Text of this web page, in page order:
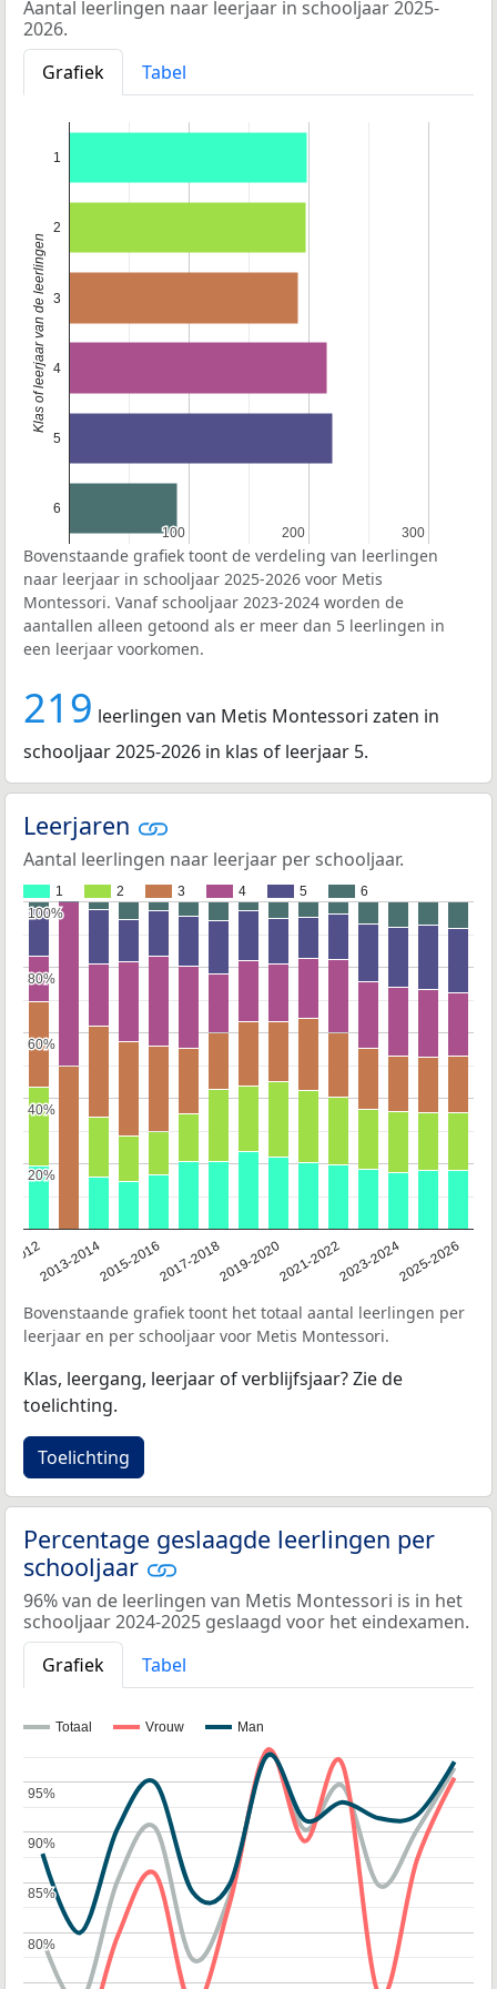
Aantal leerlingen naar leerjaar in schooljaar 2025-
2026.
Grafiek
Tabel
100
100 200
200 300
300
1
2
3
4
5
6
Klas of leerjaar van de leerlingen
Bovenstaande grafiek toont de verdeling van leerlingen
naar leerjaar in schooljaar 2025-2026 voor Metis
Montessori. Vanaf schooljaar 2023-2024 worden de
aantallen alleen getoond als er meer dan 5 leerlingen in
een leerjaar voorkomen.
219 leerlingen van Metis Montessori zaten in
schooljaar 2025-2026 in klas of leerjaar 5.
Leerjaren
Aantal leerlingen naar leerjaar per schooljaar.
1 2 3 4 5 6
20122013-20142015-20162017-20182019-20202021-20222023-20242025-2026
20%
20%
40%
40%
60%
60%
80%
80%
100%
100%
Bovenstaande grafiek toont het totaal aantal leerlingen per
leerjaar en per schooljaar voor Metis Montessori.
Klas, leergang, leerjaar of verblijfsjaar? Zie de
toelichting.
Toelichting
Percentage geslaagde leerlingen per
schooljaar
96% van de leerlingen van Metis Montessori is in het
schooljaar 2024-2025 geslaagd voor het eindexamen.
Grafiek
Tabel
Totaal Vrouw Man
80%
80%
85%
85%
90%
90%
95%
95%